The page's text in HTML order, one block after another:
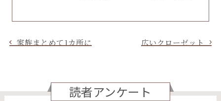
家族まとめて1カ所に 広いクローゼット
読者アンケート